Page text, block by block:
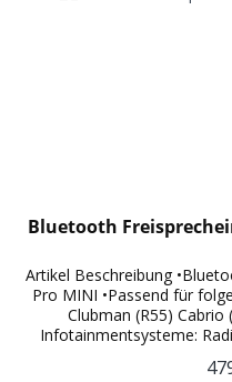
Bluetooth
Artikel Beschreibung
Pro MINI •Passend für
Clubman (R55) Cabrio
Infotainmentsysteme: